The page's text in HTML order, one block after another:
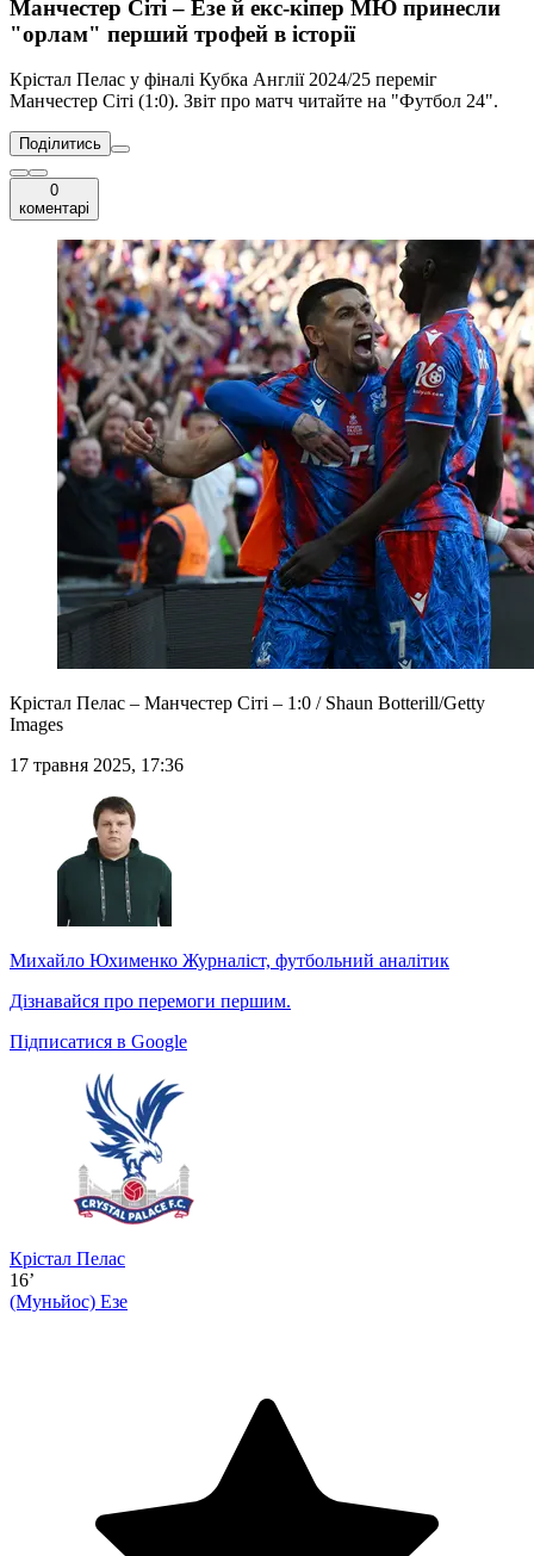
Манчестер Сіті – Езе й екс-кіпер МЮ принесли
"орлам" перший трофей в історії
Крістал Пелас у фіналі Кубка Англії 2024/25 переміг
Манчестер Сіті (1:0). Звіт про матч читайте на "Футбол 24".
Поділитись
0
коментарі
Крістал Пелас – Манчестер Сіті – 1:0 / Shaun Botterill/Getty
Images
17 травня 2025, 17:36
Михайло Юхименко Журналіст, футбольний аналітик
Дізнавайся про перемоги першим.
Підписатися в Google
Крістал Пелас
16’
(Муньйос) Езе